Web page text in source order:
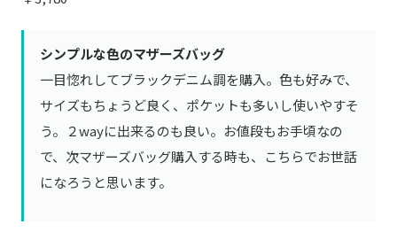
シンプルな色のマザーズバッグ
一目惚れしてブラックデニム調を購入。色も好みで、
サイズもちょうど良く、ポケットも多いし使いやすそ
う。２wayに出来るのも良い。お値段もお手頃なの
で、次マザーズバッグ購入する時も、こちらでお世話
になろうと思います。